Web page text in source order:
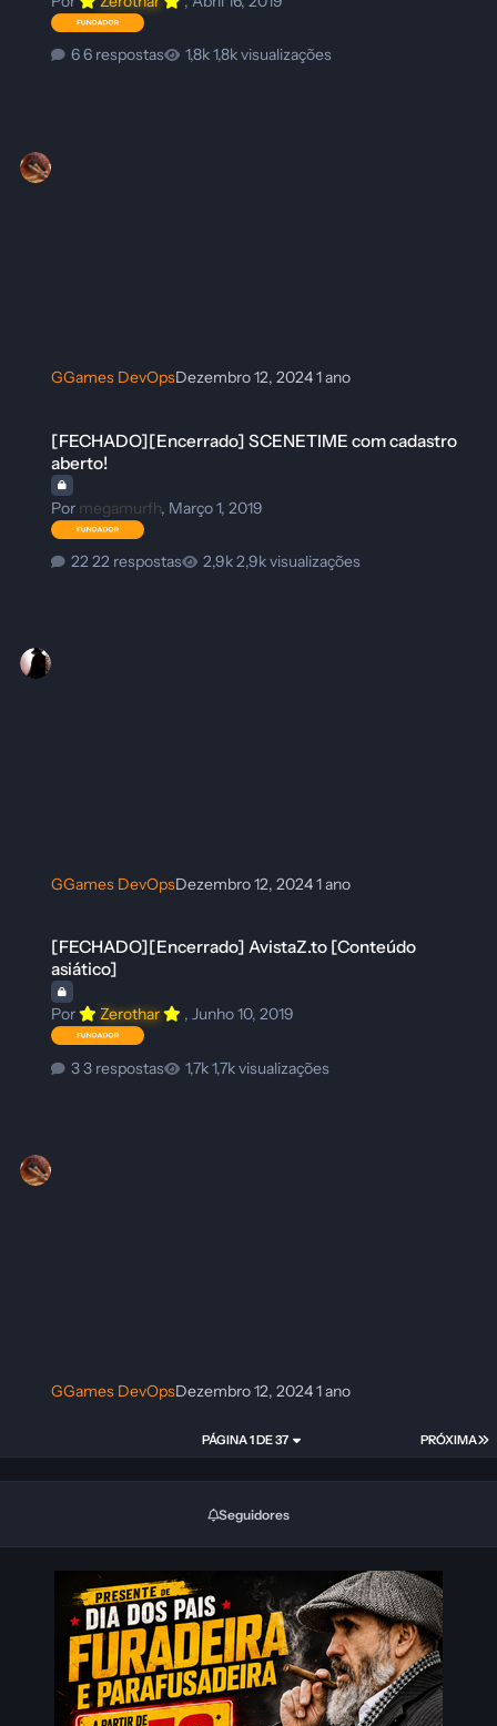
6 respostas 1,8k visualizações
GGames DevOpsDezembro 12, 20241 ano
[FECHADO][Encerrado] SCENETIME com cadastro
aberto!
Por megamurfh, Março 1, 2019
22 respostas 2,9k visualizações
GGames DevOpsDezembro 12, 20241 ano
[FECHADO][Encerrado] AvistaZ.to [Conteúdo
asiático]
Por Zerothar ,Junho 10, 2019
3 respostas 1,7k visualizações
GGames DevOpsDezembro 12, 20241 ano
PRÓXIMA
PÁGINA 1 DE 37
Seguidores